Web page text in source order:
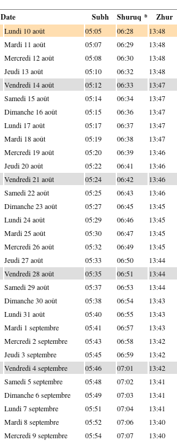
Date Subh Shuruq * Zhur
Lundi 10 août 05:05 06:28 13:48
Mardi 11 août 05:07 06:29 13:48
Mercredi 12 août 05:08 06:30 13:48
Jeudi 13 août 05:10 06:32 13:48
Vendredi 14 août 05:12 06:33 13:47
Samedi 15 août 05:14 06:34 13:47
Dimanche 16 août 05:15 06:36 13:47
Lundi 17 août 05:17 06:37 13:47
Mardi 18 août 05:19 06:38 13:47
Mercredi 19 août 05:20 06:39 13:46
Jeudi 20 août 05:22 06:41 13:46
Vendredi 21 août 05:24 06:42 13:46
Samedi 22 août 05:25 06:43 13:46
Dimanche 23 août 05:27 06:45 13:45
Lundi 24 août 05:29 06:46 13:45
Mardi 25 août 05:30 06:47 13:45
Mercredi 26 août 05:32 06:49 13:45
Jeudi 27 août 05:33 06:50 13:44
Vendredi 28 août 05:35 06:51 13:44
Samedi 29 août 05:37 06:53 13:44
Dimanche 30 août 05:38 06:54 13:43
Lundi 31 août 05:40 06:55 13:43
Mardi 1 septembre 05:41 06:57 13:43
Mercredi 2 septembre 05:43 06:58 13:42
Jeudi 3 septembre 05:45 06:59 13:42
Vendredi 4 septembre 05:46 07:01 13:42
Samedi 5 septembre 05:48 07:02 13:41
Dimanche 6 septembre 05:49 07:03 13:41
Lundi 7 septembre 05:51 07:04 13:41
Mardi 8 septembre 05:52 07:06 13:40
Mercredi 9 septembre 05:54 07:07 13:40